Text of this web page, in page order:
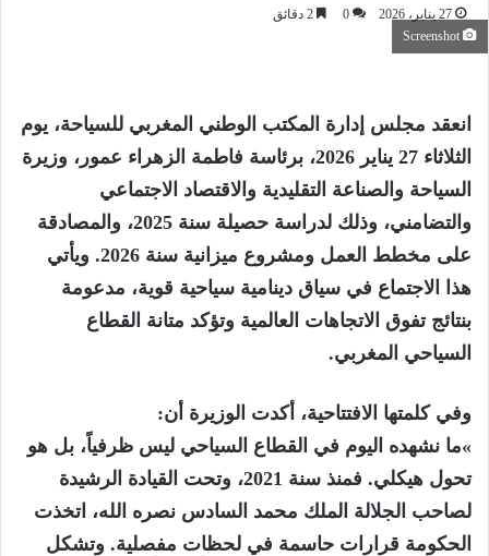
27 يناير، 2026 0
انعقد مجلس إدارة المكتب الوطني المغربي للسياحة، يوم
الثلاثاء 27 يناير 2026، برئاسة فاطمة الزهراء عمور، وزيرة
السياحة والصناعة التقليدية والاقتصاد الاجتماعي
والتضامني، وذلك لدراسة حصيلة سنة 2025، والمصادقة
على مخطط العمل ومشروع ميزانية سنة 2026. ويأتي
هذا الاجتماع في سياق دينامية سياحية قوية، مدعومة
بنتائج تفوق الاتجاهات العالمية وتؤكد متانة القطاع
السياحي المغربي.
وفي كلمتها الافتتاحية، أكدت الوزيرة أن:
»ما نشهده اليوم في القطاع السياحي ليس ظرفياً، بل هو
تحول هيكلي. فمنذ سنة 2021، وتحت القيادة الرشيدة
لصاحب الجلالة الملك محمد السادس نصره الله، اتخذت
الحكومة قرارات حاسمة في لحظات مفصلية. وتشكل